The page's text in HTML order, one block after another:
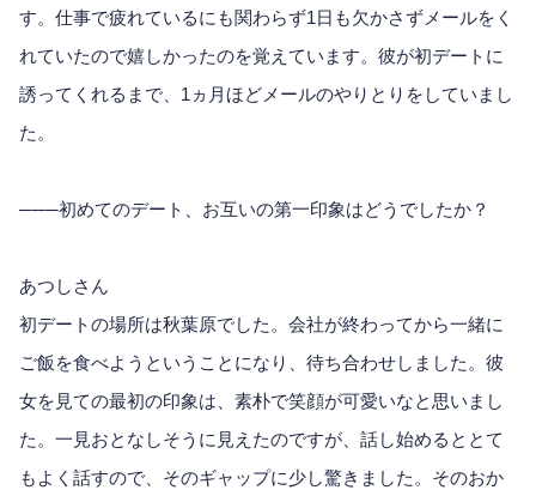
す。仕事で疲れているにも関わらず1日も欠かさずメールをく
れていたので嬉しかったのを覚えています。彼が初デートに
誘ってくれるまで、1ヵ月ほどメールのやりとりをしていまし
た。
───初めてのデート、お互いの第一印象はどうでしたか？
あつしさん
初デートの場所は秋葉原でした。会社が終わってから一緒に
ご飯を食べようということになり、待ち合わせしました。彼
女を見ての最初の印象は、素朴で笑顔が可愛いなと思いまし
た。一見おとなしそうに見えたのですが、話し始めるととて
もよく話すので、そのギャップに少し驚きました。そのおか